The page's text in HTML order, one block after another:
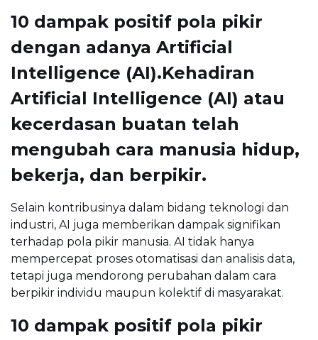
10 dampak positif pola pikir
dengan adanya Artificial
Intelligence (AI).Kehadiran
Artificial Intelligence (AI) atau
kecerdasan buatan telah
mengubah cara manusia hidup,
bekerja, dan berpikir.
Selain kontribusinya dalam bidang teknologi dan
industri, AI juga memberikan dampak signifikan
terhadap pola pikir manusia. AI tidak hanya
mempercepat proses otomatisasi dan analisis data,
tetapi juga mendorong perubahan dalam cara
berpikir individu maupun kolektif di masyarakat.
10 dampak positif pola pikir